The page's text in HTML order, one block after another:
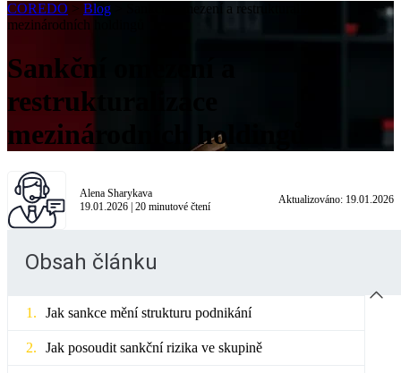
COREDO > Blog
Sankční omezení a restrukturalizace
mezinárodních holdingů
Sankční omezení a
restrukturalizace
mezinárodních holdingů
Alena Sharykava
19.01.2026 | 20 minutové čtení
Aktualizováno: 19.01.2026
Obsah článku
Jak sankce mění strukturu podnikání
Jak posoudit sankční rizika ve skupině